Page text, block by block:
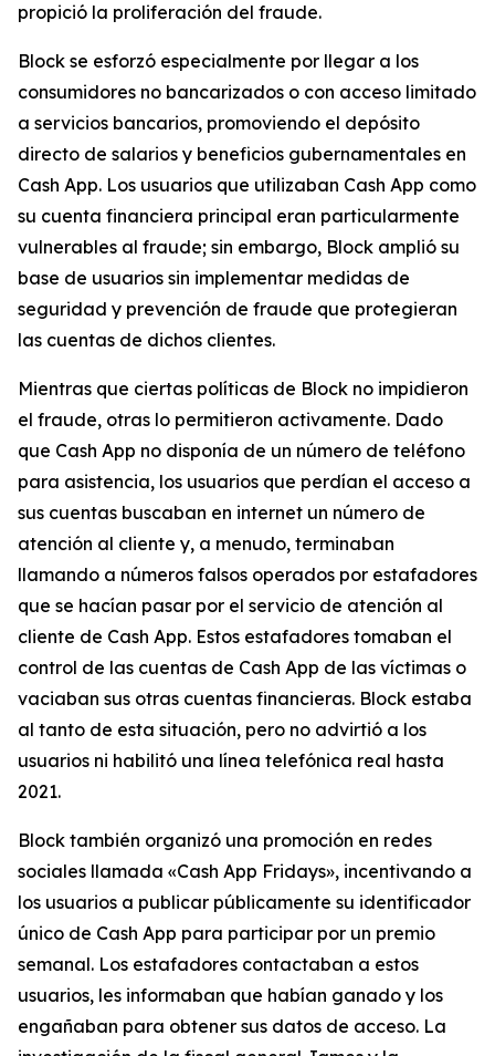
propició la proliferación del fraude.
Block se esforzó especialmente por llegar a los
consumidores no bancarizados o con acceso limitado
a servicios bancarios, promoviendo el depósito
directo de salarios y beneficios gubernamentales en
Cash App. Los usuarios que utilizaban Cash App como
su cuenta financiera principal eran particularmente
vulnerables al fraude; sin embargo, Block amplió su
base de usuarios sin implementar medidas de
seguridad y prevención de fraude que protegieran
las cuentas de dichos clientes.
Mientras que ciertas políticas de Block no impidieron
el fraude, otras lo permitieron activamente. Dado
que Cash App no ​​disponía de un número de teléfono
para asistencia, los usuarios que perdían el acceso a
sus cuentas buscaban en internet un número de
atención al cliente y, a menudo, terminaban
llamando a números falsos operados por estafadores
que se hacían pasar por el servicio de atención al
cliente de Cash App. Estos estafadores tomaban el
control de las cuentas de Cash App de las víctimas o
vaciaban sus otras cuentas financieras. Block estaba
al tanto de esta situación, pero no advirtió a los
usuarios ni habilitó una línea telefónica real hasta
2021.
Block también organizó una promoción en redes
sociales llamada «Cash App Fridays», incentivando a
los usuarios a publicar públicamente su identificador
único de Cash App para participar por un premio
semanal. Los estafadores contactaban a estos
usuarios, les informaban que habían ganado y los
engañaban para obtener sus datos de acceso. La